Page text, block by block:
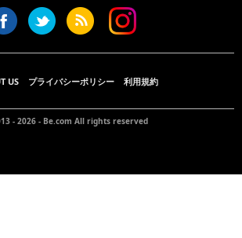
US プライバシーポリシー 利用規約
- 2026 - Be.com All rights reserved